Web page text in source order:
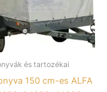
és tartozékai
150 cm-es ALFA